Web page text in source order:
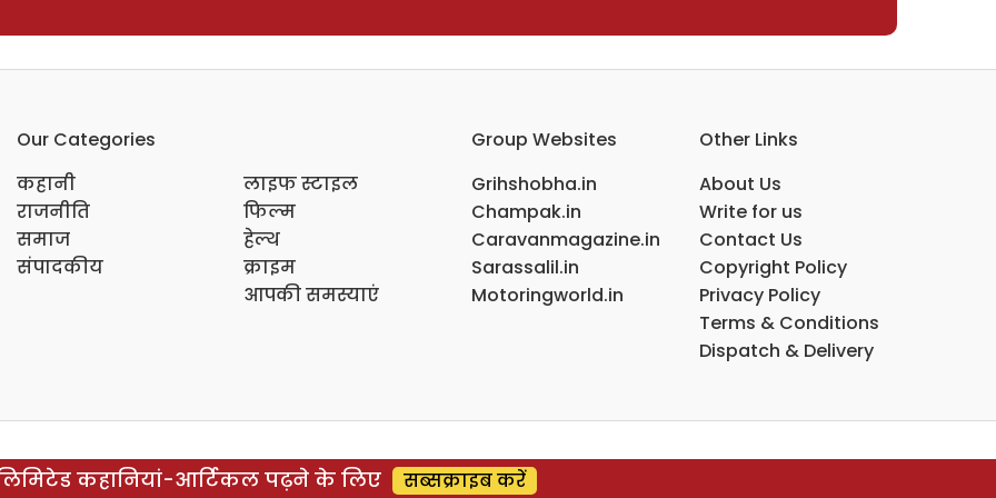
Our Categories
कहानी
राजनीति
समाज
संपादकीय
लाइफ स्टाइल
फिल्म
हेल्थ
क्राइम
आपकी समस्याएं
Group Websites
Grihshobha.in
Champak.in
Caravanmagazine.in
Sarassalil.in
Motoringworld.in
Other Links
About Us
Write for us
Contact Us
Copyright Policy
Privacy Policy
Terms & Conditions
Dispatch & Delivery
कहानियां-आर्टिकल पढ़ने के लिए सब्सक्राइब करें